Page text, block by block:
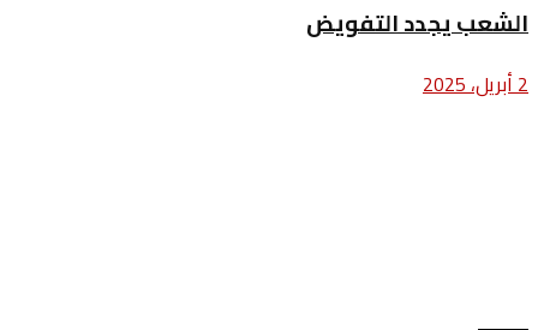
الشعب يجدد التفويض
2 أبريل، 2025